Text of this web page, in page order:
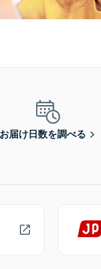
お届け日数を調べる